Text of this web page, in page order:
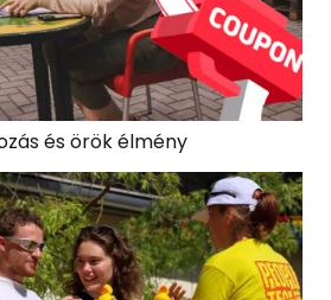
és örök élmény